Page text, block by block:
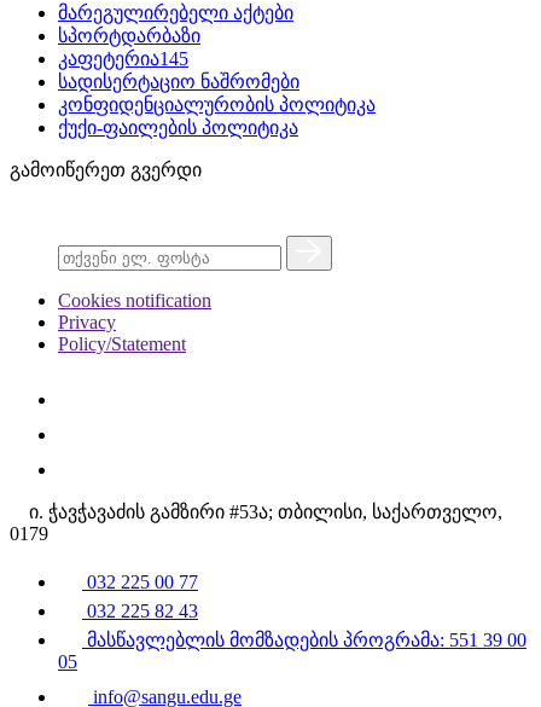
მარეგულირებელი აქტები
სპორტდარბაზი
კაფეტერია145
სადისერტაციო ნაშრომები
კონფიდენციალურობის პოლიტიკა
ქუქი-ფაილების პოლიტიკა
გამოიწერეთ გვერდი
Cookies notification
Privacy
Policy/Statement
ი. ჭავჭავაძის გამზირი #53ა; თბილისი, საქართველო,
0179
032 225 00 77
032 225 82 43
მასწავლებლის მომზადების პროგრამა: 551 39 00
05
info@sangu.edu.ge